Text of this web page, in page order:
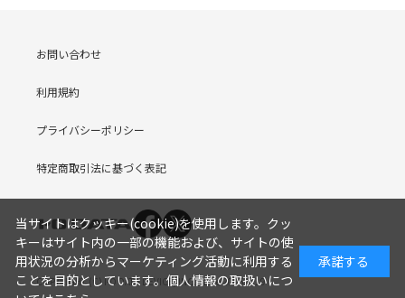
お問い合わせ
利用規約
プライバシーポリシー
特定商取引法に基づく表記
COPYRIGHT (C) I-O DATA DEVICE, INC. Since 2005.9.19
当サイトはクッキー(cookie)を使用します。クッ
キーはサイト内の一部の機能および、サイトの使
用状況の分析からマーケティング活動に利用する
ことを目的としています。個人情報の取扱いにつ
承諾する